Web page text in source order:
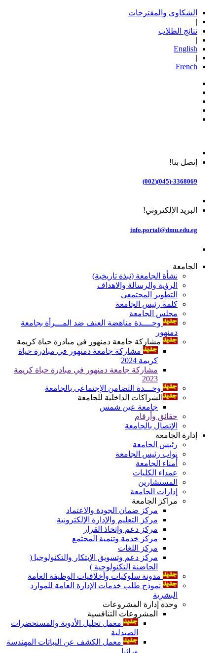
الشكاوى والمقترحات
|
نتائج الطلاب
|
English
|
French
إتصل بنا!
3368069-(045)(002)
البريد الإلكتروني!
info.portal@dmu.edu.eg
الجامعة
نشأة الجامعة (نبذة تاريخية)
الرؤية والرسالة والاهداف
التطوير المجتمعى
كلمة رئيس الجامعة
مجلس الجامعة
وحــــدة مناهضة العنف ضد المـــرأة بجامعة
دمنهور
مشاركة جامعة دمنهور في مبادرة حياة كريمة
مشاركة جامعة دمنهور في مبادرة حياة
كريمة 2024
مشاركة جامعة دمنهور في مبادرة حياة كريمة
2023
وحـــدة التضامن الإجتماعى بالجامعة
الشراكات الداخلية للجامعة
جامعة عين شمس
حقائق وأرقام
الإتصال بالجامعة
إدارة الجامعة
رئيس الجامعة
نواب رئيس الجامعة
أمناء الجامعة
عمداء الكليات
المستشارين
إدارات الجامعة
مراكز الجامعة
مركز ضمان الجودة والاعتماد
مركز التعليم والإدارة الإلكترونية
مركز دعم وإتخاذ القرار
مركز خدمة وتنمية المجتمع
مركز اللغات
مركز دعم وتسويق الإبتكار والتكنولوجيا (
الحاضنة التكنولوجية )
مدونة سلوكيات وأخلاقيات الوظيفة العامة
نموذج طلب خدمات الإدارة العامة للموارد
البشرية
وحدة إدارة المشروعات
المشروعات التنافسية
معمل تحليل الأدوية والمستحضرات
الصيدلية
معمل الكشف عن النباتات المهندسة
وراثيا